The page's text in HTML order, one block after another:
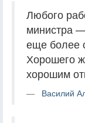
Любого
министра
еще более
Хорошего
хорошим
Василий